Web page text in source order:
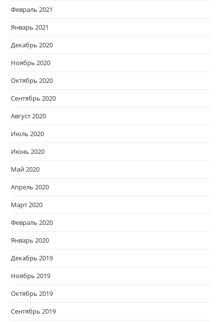
Февраль 2021
Январь 2021
Декабрь 2020
Ноябрь 2020
Октябрь 2020
Сентябрь 2020
Август 2020
Июль 2020
Июнь 2020
Май 2020
Апрель 2020
Март 2020
Февраль 2020
Январь 2020
Декабрь 2019
Ноябрь 2019
Октябрь 2019
Сентябрь 2019